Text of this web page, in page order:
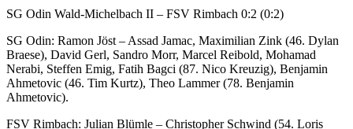
SG Odin Wald-Michelbach II – FSV Rimbach 0:2 (0:2)
SG Odin: Ramon Jöst – Assad Jamac, Maximilian Zink (46. Dylan
Braese), David Gerl, Sandro Morr, Marcel Reibold, Mohamad
Nerabi, Steffen Emig, Fatih Bagci (87. Nico Kreuzig), Benjamin
Ahmetovic (46. Tim Kurtz), Theo Lammer (78. Benjamin
Ahmetovic).
FSV Rimbach: Julian Blümle – Christopher Schwind (54. Loris